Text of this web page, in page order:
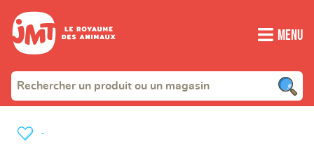
Menu
-